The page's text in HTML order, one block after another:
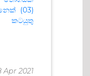
(03)
කටයුතු
Apr 2021